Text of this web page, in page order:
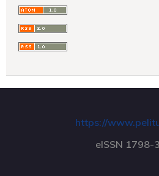
https://
eISSN 1798-